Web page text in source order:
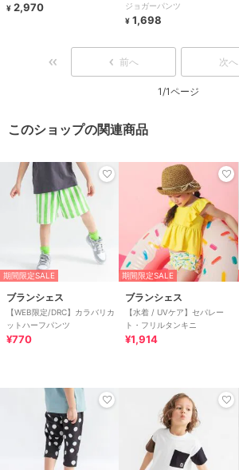
¥ 2,970
ジョガーパンツ
¥ 1,698
前へ 次へ
1/1ページ
このショップの関連商品
期間限定SALE
ブランシェス
【WEB限定/DRC】カラバリカ
ットハーフパンツ
¥770
期間限定SALE
ブランシェス
【水着 / UVケア】セパレー
ト・フリルタンキニ
¥1,914